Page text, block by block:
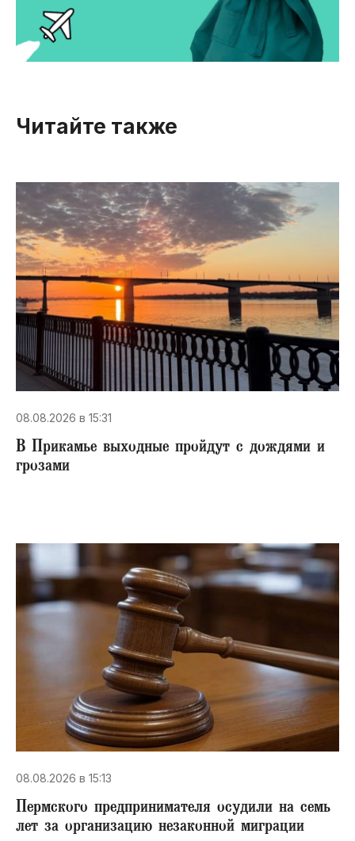
Читайте также
08.08.2026 в 15:31
В Прикамье выходные пройдут с дождями и
грозами
08.08.2026 в 15:13
Пермского предпринимателя осудили на семь
лет за организацию незаконной миграции